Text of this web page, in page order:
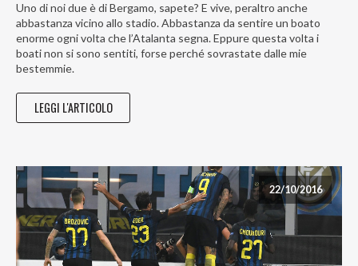
Uno di noi due è di Bergamo, sapete? E vive, peraltro anche
abbastanza vicino allo stadio. Abbastanza da sentire un boato
enorme ogni volta che l’Atalanta segna. Eppure questa volta i
boati non si sono sentiti, forse perché sovrastate dalle mie
bestemmie.
LEGGI L'ARTICOLO
22/10/2016